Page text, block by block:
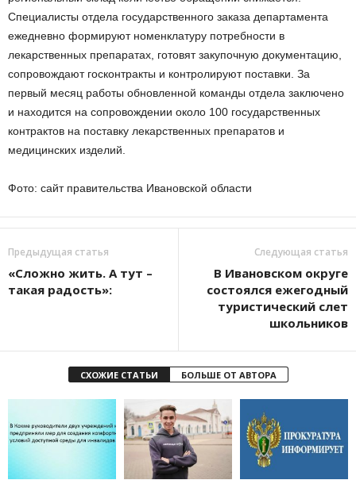
Специалисты отдела государственного заказа департамента
ежедневно формируют номенклатуру потребности в
лекарственных препаратах, готовят закупочную документацию,
сопровождают госконтракты и контролируют поставки. За
первый месяц работы обновленной команды отдела заключено
и находится на сопровождении около 100 государственных
контрактов на поставку лекарственных препаратов и
медицинских изделий.
Фото: сайт правительства Ивановской области
Предыдущая статья
«Сложно жить. А тут –
такая радость»:
Следующая статья
В Ивановском округе
состоялся ежегодный
туристический слет
школьников
СХОЖИЕ СТАТЬИ БОЛЬШЕ ОТ АВТОРА